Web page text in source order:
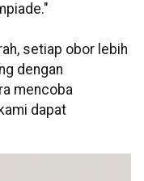
setiap obor lebih
dengan
mencoba
dapat